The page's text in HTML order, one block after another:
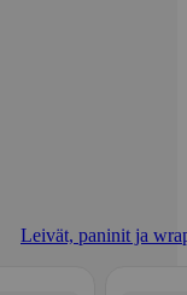
Leivät, paninit ja